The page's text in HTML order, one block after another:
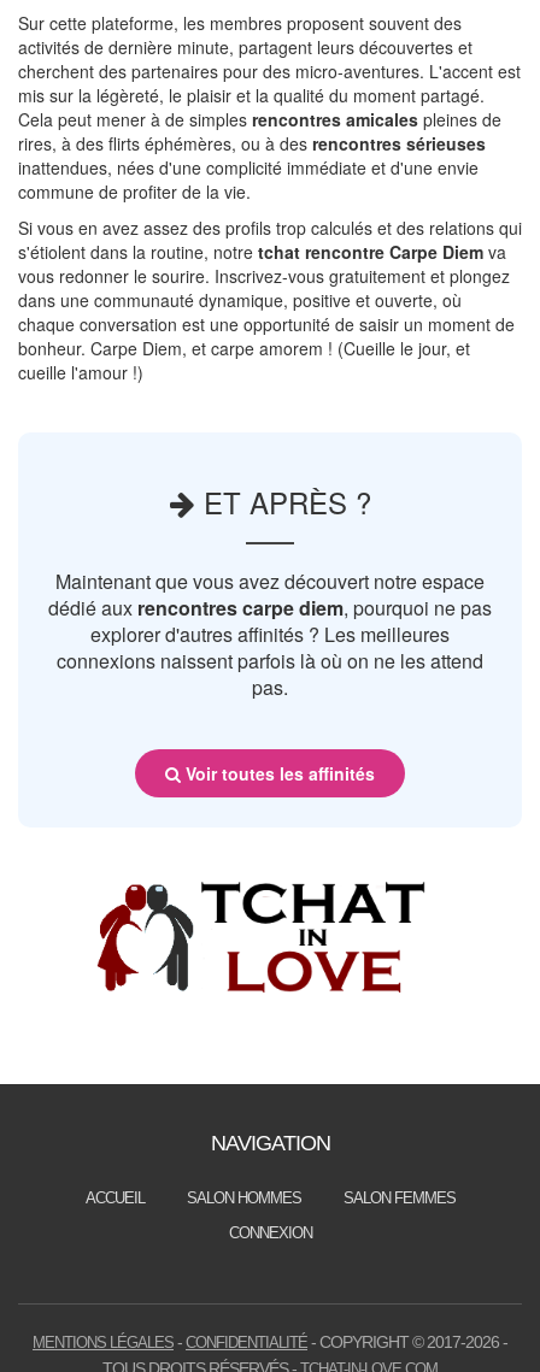
Sur cette plateforme, les membres proposent souvent des
activités de dernière minute, partagent leurs découvertes et
cherchent des partenaires pour des micro-aventures. L'accent est
mis sur la légèreté, le plaisir et la qualité du moment partagé.
Cela peut mener à de simples rencontres amicales pleines de
rires, à des flirts éphémères, ou à des rencontres sérieuses
inattendues, nées d'une complicité immédiate et d'une envie
commune de profiter de la vie.
Si vous en avez assez des profils trop calculés et des relations qui
s'étiolent dans la routine, notre tchat rencontre Carpe Diem va
vous redonner le sourire. Inscrivez-vous gratuitement et plongez
dans une communauté dynamique, positive et ouverte, où
chaque conversation est une opportunité de saisir un moment de
bonheur. Carpe Diem, et carpe amorem ! (Cueille le jour, et
cueille l'amour !)
ET APRÈS ?
Maintenant que vous avez découvert notre espace
dédié aux rencontres carpe diem, pourquoi ne pas
explorer d'autres affinités ? Les meilleures
connexions naissent parfois là où on ne les attend
pas.
Voir toutes les affinités
NAVIGATION
ACCUEIL SALON HOMMES
SALON FEMMES
CONNEXION
MENTIONS LÉGALES - CONFIDENTIALITÉ - COPYRIGHT © 2017-2026 -
TOUS DROITS RÉSERVÉS -